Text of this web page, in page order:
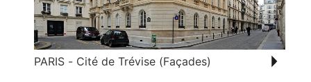
PARIS - Cité de Trévise (Façades)